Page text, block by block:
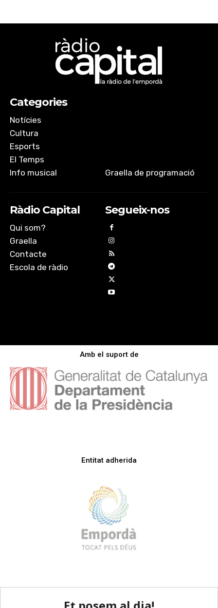
Categories
Notícies
Cultura
Esports
El Temps
Info musical
Graella de programació
Ràdio Capital
Qui som?
Graella
Contacte
Escola de ràdio
Segueix-nos
Amb el suport de
Entitat adherida